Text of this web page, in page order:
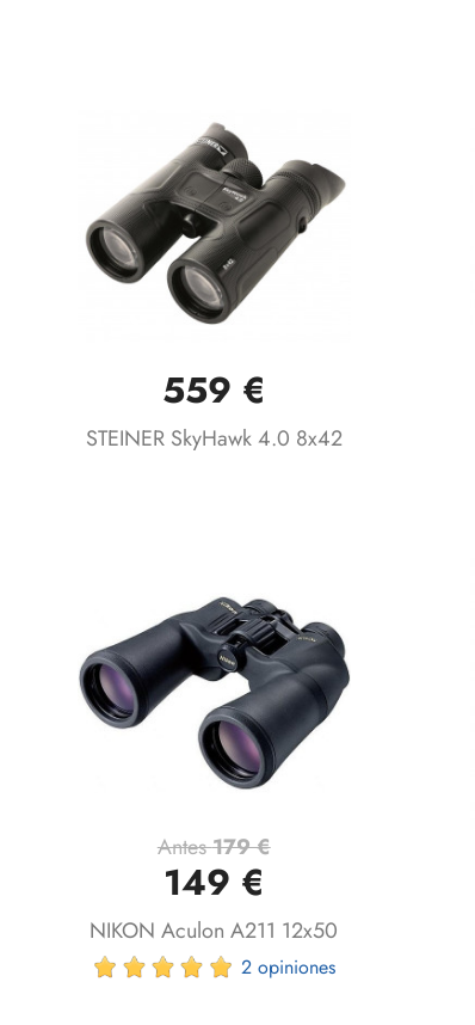
Vista rápida
559 €
STEINER SkyHawk 4.0 8x42
Vista rápida
Antes179 €
149 €
NIKON Aculon A211 12x50
2 opiniones